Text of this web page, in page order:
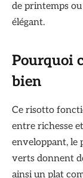
de printemps
élégant.
Pourquoi
bien
Ce risotto
entre richesse
enveloppant, le
verts donnent
ainsi un plat